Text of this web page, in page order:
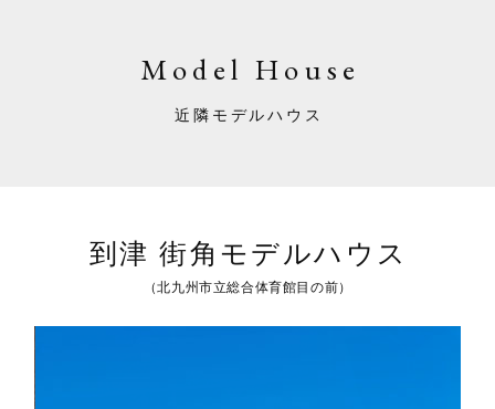
Model House
近隣モデルハウス
到津 街角モデルハウス
（北九州市立総合体育館目の前）